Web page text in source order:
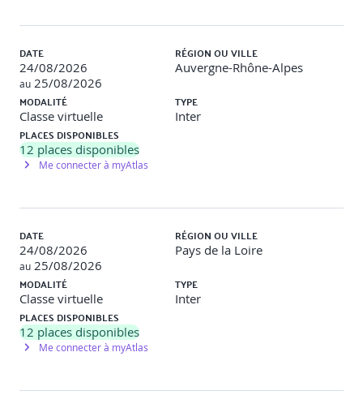
DATE
24/08/2026
au 25/08/2026
RÉGION OU VILLE
Auvergne-Rhône-Alpes
MODALITÉ
Classe virtuelle
TYPE
Inter
PLACES DISPONIBLES
12 places disponibles
Me connecter à myAtlas
DATE
24/08/2026
au 25/08/2026
RÉGION OU VILLE
Pays de la Loire
MODALITÉ
Classe virtuelle
TYPE
Inter
PLACES DISPONIBLES
12 places disponibles
Me connecter à myAtlas